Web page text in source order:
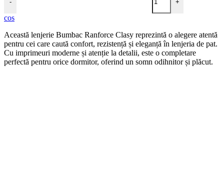
- +
cos
Această lenjerie Bumbac Ranforce Clasy reprezintă o alegere atentă
pentru cei care caută confort, rezistență și eleganță în lenjeria de pat.
Cu imprimeuri moderne și atenție la detalii, este o completare
perfectă pentru orice dormitor, oferind un somn odihnitor și plăcut.